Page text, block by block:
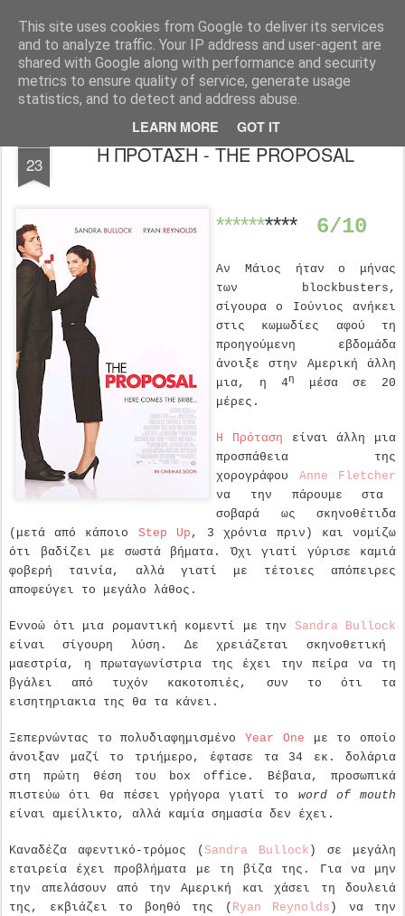
This site uses cookies from Google to deliver its services
and to analyze traffic. Your IP address and user-agent are
shared with Google along with performance and security
metrics to ensure quality of service, generate usage
statistics, and to detect and address abuse.
LEARN MORE GOT IT
FilmBoy
23 Η ΠΡΟΤΑΣΗ - THE PROPOSAL
********** 6/10
Αν Μάιος ήταν ο μήνας
των blockbusters ,
σίγουρα ο Ιούνιος ανήκει
στις κωμωδίες αφού τη
προηγούμενη εβδομάδα
άνοιξε στην Αμερική άλλη
μια, η 4η
μέσα σε 20
μέρες.
Η Πρόταση είναι άλλη μια
προσπάθεια της
χορογράφου Anne
Fletcher
να την πάρουμε στα
σοβαρά ως σκηνοθέτιδα
(μετά από κάποιο Step Up , 3 χρόνια πριν) και νομίζω
ότι βαδίζει με σωστά βήματα. Όχι γιατί γύρισε καμιά
φοβερή ταινία, αλλά γιατί με τέτοιες απόπειρες
αποφεύγει το μεγάλο λάθος.
Εννοώ ότι μια ρομαντική κομεντί με την Sandra
Bullock
είναι σίγουρη λύση. Δε χρειάζεται σκηνοθετική
μαεστρία, η πρωταγωνίστρια της έχει την πείρα να τη
βγάλει από τυχόν κακοτοπιές, συν το ότι τα
εισητηριακια της θα τα κάνει.
Ξεπερνώντας το πολυδιαφημισμένοYear One με το οποίο
άνοιξαν μαζί το τριήμερο, έφτασε τα 34 εκ. δολάρια
στη πρώτη θέση του box office . Βέβαια, προσωπικά
πιστεύω ότι θα πέσει γρήγορα γιατί το word of
mouth
είναι αμείλικτο, αλλά καμία σημασία δεν έχει.
Καναδέζα αφεντικό-τρόμος ( Sandra Bullock ) σε μεγάλη
εταιρεία έχει προβλήματα με τη βίζα της. Για να μην
την απελάσουν από την Αμερική και χάσει τη δουλειά
της, εκβιάζει το βοηθό της ( Ryan Reynolds ) να την